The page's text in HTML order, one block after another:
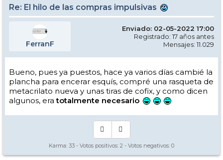
Re: El hilo de las compras impulsivas
FerranF
Enviado: 02-05-2022 17:00
Registrado: 17 años antes
Mensajes: 11.029
Bueno, pues ya puestos, hace ya varios días cambié la
plancha para encerar esquís, compré una rasqueta de
metacrilato nueva y unas tiras de cofix, y como dicen
algunos, eratotalmente necesario
Karma: 33 - Votos positivos: 2 - Votos negativos: 0